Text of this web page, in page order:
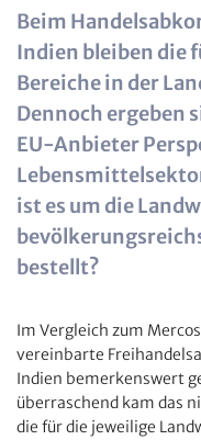
Beim
Indien bleiben die
Bereiche in der
Dennoch ergeben
EU-Anbieter
ist es um die
bestellt?
Im Vergleich zum
vereinbarte
Indien bemerkenswert
überraschend kam das
die für die jeweilige